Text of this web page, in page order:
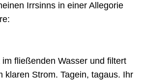
Irrsinns in einer Allegorie
fließenden Wasser und filtert
klaren Strom. Tagein, tagaus. Ihr